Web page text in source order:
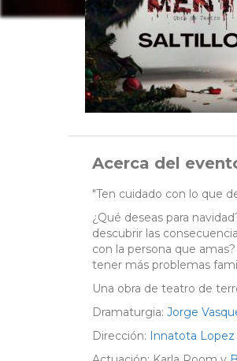
Acerca del
"Ten cuidado con lo que
¿Qué deseas para
descubrir las
con la persona que
tener más problemas
Una obra de teatro de
Dramaturgia: Jorge
Dirección:
Innatota Lopez